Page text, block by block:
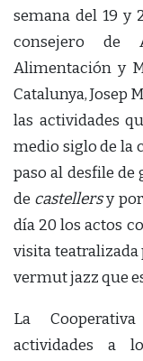
semana del 19 y
consejero de
Alimentación y
Catalunya, Josep
las actividades
medio siglo de la
paso al desfile de
de castellersy por
día 20 los actos
visita teatralizada
vermut jazz que
La
actividades a